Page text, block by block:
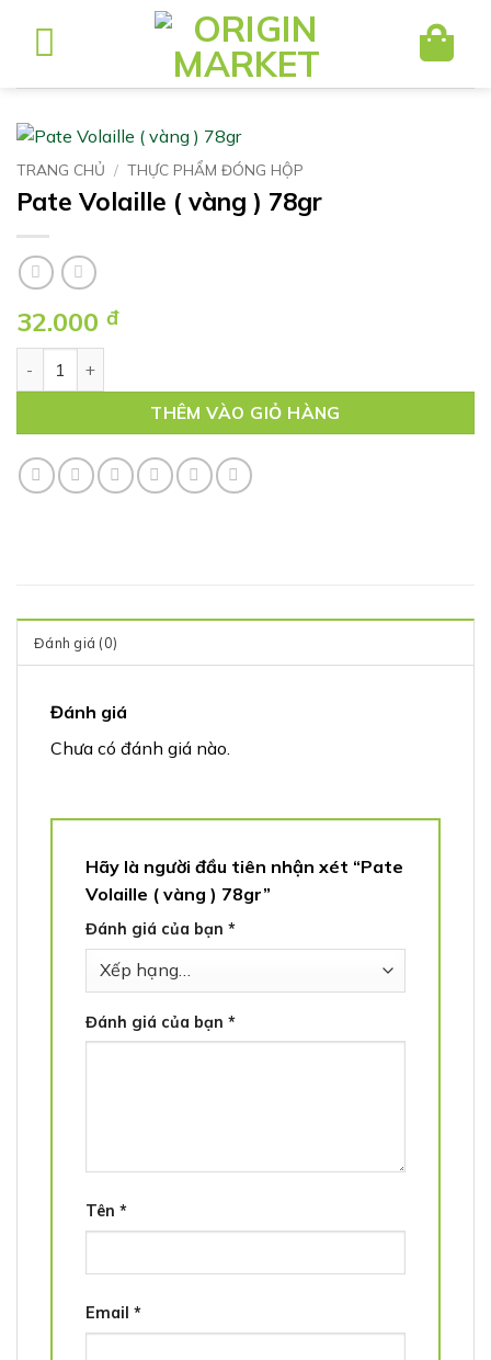
dung
TRANG CHỦ / THỰC PHẨM ĐÓNG HỘP
Pate Volaille ( vàng ) 78gr
32.000 đ
THÊM VÀO GIỎ HÀNG
Đánh giá (0)
Đánh giá
Chưa có đánh giá nào.
Hãy là người đầu tiên nhận xét “Pate
Volaille ( vàng ) 78gr”
Đánh giá của bạn *
Đánh giá của bạn *
Tên *
Email *